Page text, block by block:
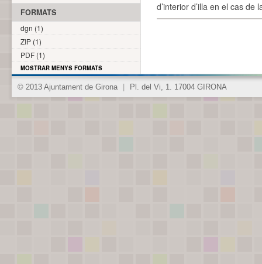
d’interior d’illa en el cas
FORMATS
dgn (1)
ZIP (1)
PDF (1)
MOSTRAR MENYS FORMATS
© 2013 Ajuntament de Girona Pl. del Vi, 1. 17004 GIRONA